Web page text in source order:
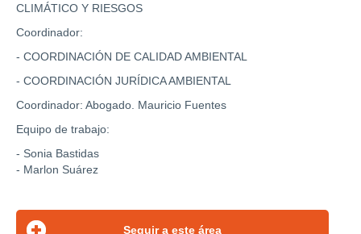
CLIMÁTICO Y RIESGOS
Coordinador:
- COORDINACIÓN DE CALIDAD AMBIENTAL
- COORDINACIÓN JURÍDICA AMBIENTAL
Coordinador: Abogado. Mauricio Fuentes
Equipo de trabajo:
- Sonia Bastidas
- Marlon Suárez